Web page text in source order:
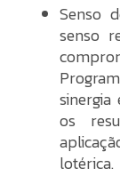
Senso
senso
os
lotérica.